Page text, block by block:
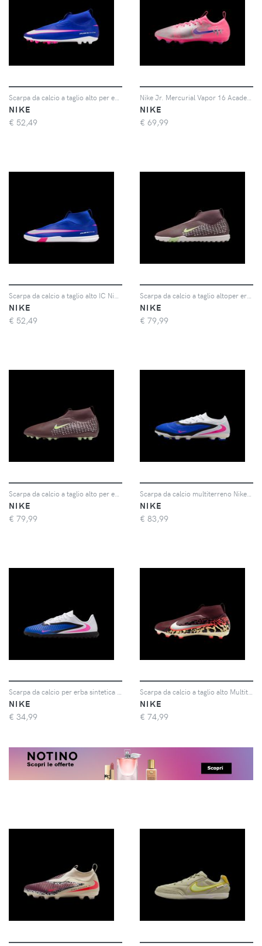
Scarpa da calcio a taglio alto per erba artificiale Nike Jr. Mercurial Superfly 10 Academy – Bambino/a e ragazzo/a - Blu
NIKE
€ 52,49
Nike Jr. Mercurial Vapor 16 Academy "Vini Jr." Scarpa da calcio multiterreno a taglio basso – Ragazzo/a - Rosa
NIKE
€ 69,99
Scarpa da calcio a taglio alto IC Nike Jr. Mercurial Superfly 10 Academy – Bambino/a e ragazzo/a - Blu
NIKE
€ 52,49
Scarpa da calcio a taglio altoper erba sintetica Nike Jr. Mercurial Superfly 10 Academy "Kylian Mbappé" – Ragazzo/a - Marrone
NIKE
€ 79,99
Scarpa da calcio a taglio alto per erba artificiale Nike Jr. Mercurial Superfly 10 Academy "Kylian Mbappé" – Ragazzo/a - Marrone
NIKE
€ 79,99
Scarpa da calcio multiterreno Nike Jr. Phantom 6 Low Pro – Ragazzo/a - Blu
NIKE
€ 83,99
Scarpa da calcio per erba sintetica Nike Jr. Phantom 6 Low – Ragazzo/a - Blu
NIKE
€ 34,99
Scarpa da calcio a taglio alto Multiterreno Nike United Jr. Mercurial Superfly 10 Academy – Ragazzo/a - Rosso
NIKE
€ 74,99